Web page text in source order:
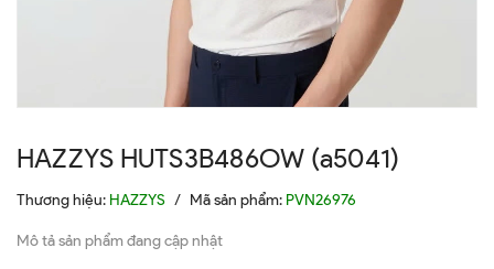
HAZZYS HUTS3B486OW (a5041)
Thương hiệu: HAZZYS / Mã sản phẩm: PVN26976
Mô tả sản phẩm đang cập nhật